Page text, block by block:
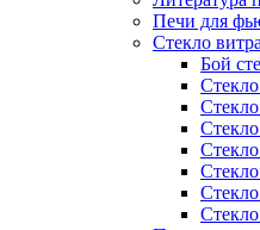
Печи для
Стекло
Бой